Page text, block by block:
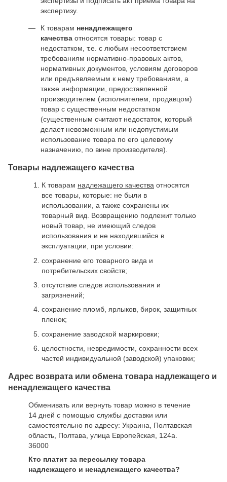
экспертизу.
К товарам ненадлежащего
качества относятся товары: товар с
недостатком, т.е. с любым несоответствием
требованиям нормативно-правовых актов,
нормативных документов, условиям договоров
или предъявляемым к нему требованиям, а
также информации, предоставленной
производителем (исполнителем, продавцом)
товар с существенным недостатком
(существенным считают недостаток, который
делает невозможным или недопустимым
использование товара по его целевому
назначению, по вине производителя).
Товары надлежащего качества
К товарам надлежащего качества относятся
все товары, которые: не были в
использовании, а также сохранены их
товарный вид. Возвращению подлежит только
новый товар, не имеющий следов
использования и не находившийся в
эксплуатации, при условии:
сохранение его товарного вида и
потребительских свойств;
отсутствие следов использования и
загрязнений;
сохранение пломб, ярлыков, бирок, защитных
пленок;
сохранение заводской маркировки;
целостности, невредимости, сохранности всех
частей индивидуальной (заводской) упаковки;
Адрес возврата или обмена товара надлежащего и
ненадлежащего качества
Обменивать или вернуть товар можно в течение
14 дней с помощью службы доставки или
самостоятельно по адресу: Украина, Полтавская
область, Полтава, улица Европейская, 124а.
36000
Кто платит за пересылку товара
надлежащего и ненадлежащего качества?